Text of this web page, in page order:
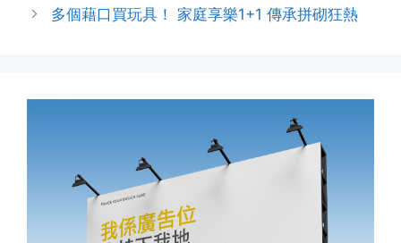
多個藉口買玩具！ 家庭享樂1+1 傳承拼砌狂熱